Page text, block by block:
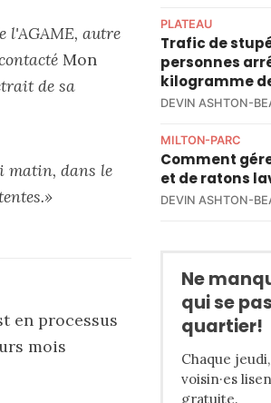
l'AGAME, autre
Mon
de sa
matin, dans le
en processus
mois
PLATEAU
Trafic de
personnes
kilogramme
DEVIN ASHTON-
MILTON-PARC
Comment
et de ratons
DEVIN ASHTON-
Ne
qui se
quartier!
Chaque
voisin·es
gratuite.